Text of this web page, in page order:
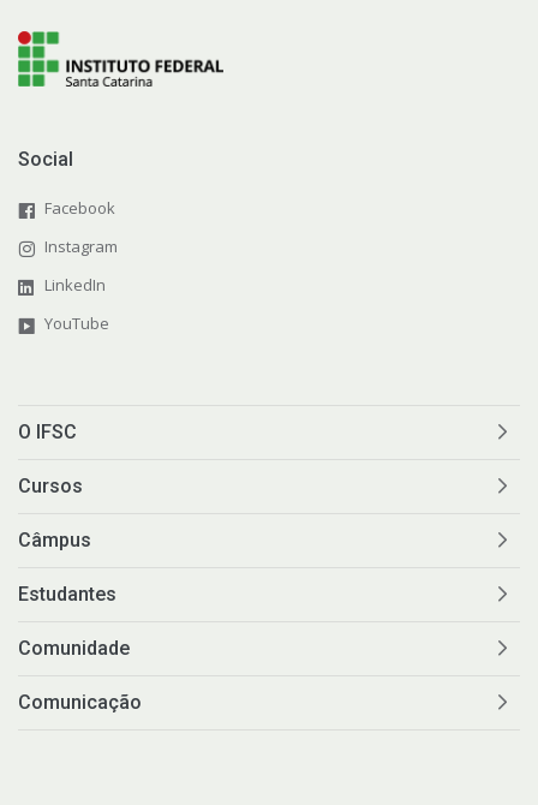
Social
Facebook
Instagram
LinkedIn
YouTube
O IFSC
Cursos
Câmpus
Estudantes
Comunidade
Comunicação